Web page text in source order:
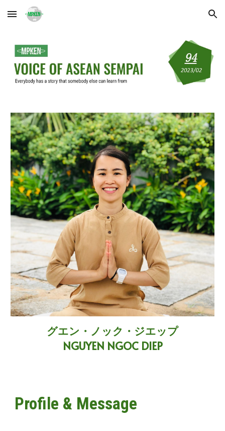
Skip to main content Skip to navigation
グエン・ノック・ジエップ
NGUYEN NGOC DIEP
Profile & Message